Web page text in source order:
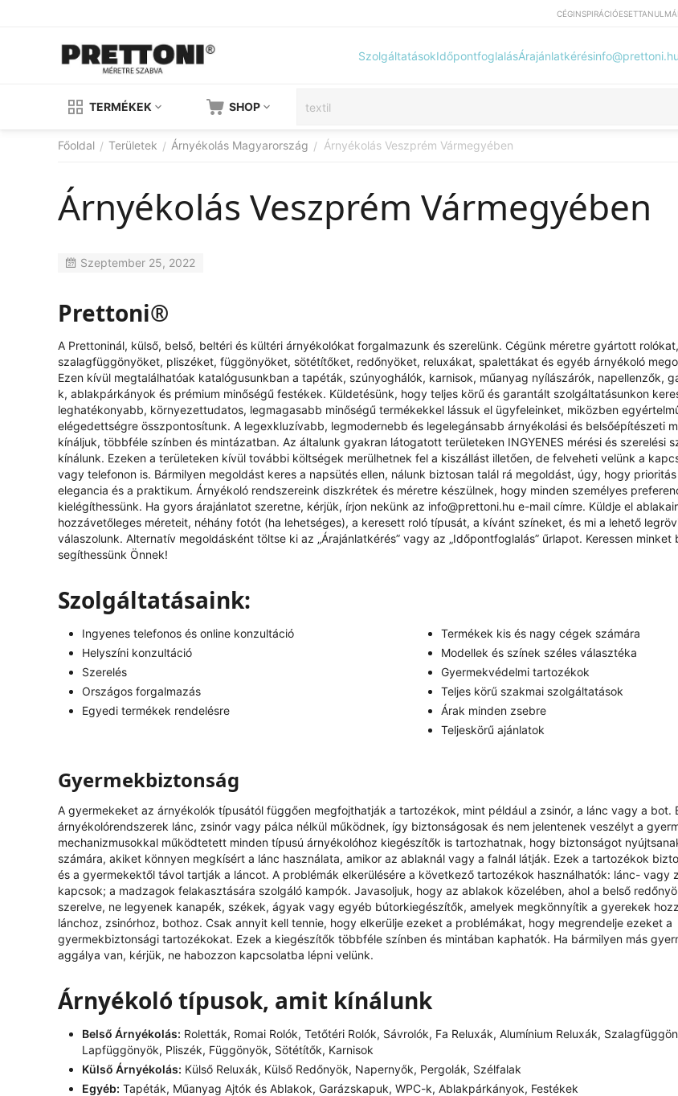
CÉGINSPIRÁCIÓ
SzolgáltatásokIdőpontfoglalásÁrajánlatkérésinfo@prettoni.hu
TERMÉKEK SHOP
Főoldal / Területek / Árnyékolás Magyarország / Árnyékolás Veszprém Vármegyében
Árnyékolás Veszprém Vármegyében
Szeptember 25, 2022
Prettoni®
A Prettoninál, külső, belső, beltéri és kültéri árnyékolókat forgalmazunk és szerelünk. Cégünk méretre gyártott rolókat,
szalagfüggönyöket, pliszéket, függönyöket, sötétítőket, redőnyöket, reluxákat, spalettákat és egyéb árnyékoló
Ezen kívül megtalálhatóak katalógusunkban a tapéták, szúnyoghálók, karnisok, műanyag nyílászárók, napellenzők,
k, ablakpárkányok és prémium minőségű festékek. Küldetésünk, hogy teljes körű és garantált szolgáltatásunkon
leghatékonyabb, környezettudatos, legmagasabb minőségű termékekkel lássuk el ügyfeleinket, miközben
elégedettségre összpontosítunk. A legexkluzívabb, legmodernebb és legelegánsabb árnyékolási és belsőépítészeti
kínáljuk, többféle színben és mintázatban. Az általunk gyakran látogatott területeken INGYENES mérési és szerelési
kínálunk. Ezeken a területeken kívül további költségek merülhetnek fel a kiszállást illetően, de felveheti velünk a
vagy telefonon is. Bármilyen megoldást keres a napsütés ellen, nálunk biztosan talál rá megoldást, úgy, hogy
elegancia és a praktikum. Árnyékoló rendszereink diszkrétek és méretre készülnek, hogy minden személyes
kielégíthessünk. Ha gyors árajánlatot szeretne, kérjük, írjon nekünk az info@prettoni.hu e-mail címre. Küldje el
hozzávetőleges méreteit, néhány fotót (ha lehetséges), a keresett roló típusát, a kívánt színeket, és mi a lehető
válaszolunk. Alternatív megoldásként töltse ki az „Árajánlatkérés” vagy az „Időpontfoglalás” űrlapot. Keressen minket
segíthessünk Önnek!
Szolgáltatásaink:
Ingyenes telefonos és online konzultáció
Helyszíni konzultáció
Szerelés
Országos forgalmazás
Egyedi termékek rendelésre
Termékek kis és nagy cégek számára
Modellek és színek széles választéka
Gyermekvédelmi tartozékok
Teljes körű szakmai szolgáltatások
Árak minden zsebre
Teljeskörű ajánlatok
Gyermekbiztonság
A gyermekeket az árnyékolók típusától függően megfojthatják a tartozékok, mint például a zsinór, a lánc vagy a bot.
árnyékolórendszerek lánc, zsinór vagy pálca nélkül működnek, így biztonságosak és nem jelentenek veszélyt a
mechanizmusokkal működtetett minden típusú árnyékolóhoz kiegészítők is tartozhatnak, hogy biztonságot
számára, akiket könnyen megkísért a lánc használata, amikor az ablaknál vagy a falnál látják. Ezek a tartozékok
és a gyermekektől távol tartják a láncot. A problémák elkerülésére a következő tartozékok használhatók: lánc- vagy
kapcsok; a madzagok felakasztására szolgáló kampók. Javasoljuk, hogy az ablakok közelében, ahol a belső
szerelve, ne legyenek kanapék, székek, ágyak vagy egyéb bútorkiegészítők, amelyek megkönnyítik a gyerekek
lánchoz, zsinórhoz, bothoz. Csak annyit kell tennie, hogy elkerülje ezeket a problémákat, hogy megrendelje ezeket a
gyermekbiztonsági tartozékokat. Ezek a kiegészítők többféle színben és mintában kaphatók. Ha bármilyen más
aggálya van, kérjük, ne habozzon kapcsolatba lépni velünk.
Árnyékoló típusok, amit kínálunk
Belső Árnyékolás: Roletták, Romai Rolók, Tetőtéri Rolók, Sávrolók, Fa Reluxák, Alumínium Reluxák,
Lapfüggönyök, Pliszék, Függönyök, Sötétítők, Karnisok
Külső Árnyékolás: Külső Reluxák, Külső Redőnyök, Napernyők, Pergolák, Szélfalak
Egyéb: Tapéták, Műanyag Ajtók és Ablakok, Garázskapuk, WPC-k, Ablakpárkányok, Festékek